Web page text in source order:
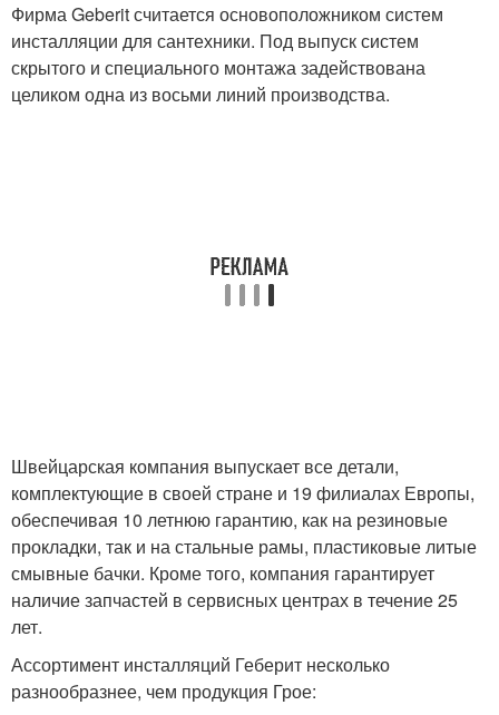
Фирма Geberit считается основоположником систем
инсталляции для сантехники. Под выпуск систем
скрытого и специального монтажа задействована
целиком одна из восьми линий производства.
Швейцарская компания выпускает все детали,
комплектующие в своей стране и 19 филиалах Европы,
обеспечивая 10 летнюю гарантию, как на резиновые
прокладки, так и на стальные рамы, пластиковые литые
смывные бачки. Кроме того, компания гарантирует
наличие запчастей в сервисных центрах в течение 25
лет.
Ассортимент инсталляций Геберит несколько
разнообразнее, чем продукция Грое: